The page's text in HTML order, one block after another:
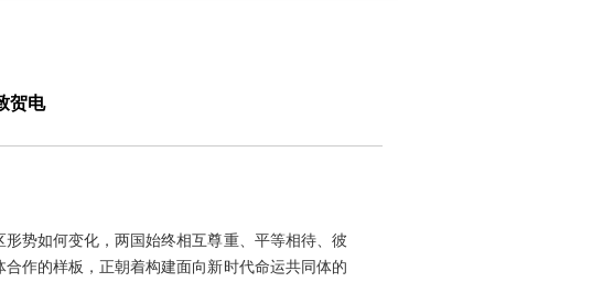
贺电
势如何变化，两国始终相互尊重、平等相待、彼
作的样板，正朝着构建面向新时代命运共同体的